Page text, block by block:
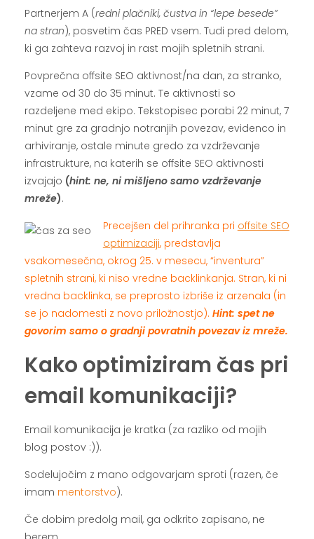
Partnerjem A (redni plačniki, čustva in “lepe besede”
na stran), posvetim čas PRED vsem. Tudi pred delom,
ki ga zahteva razvoj in rast mojih spletnih strani.
Povprečna offsite SEO aktivnost/na dan, za stranko,
vzame od 30 do 35 minut. Te aktivnosti so
razdeljene med ekipo. Tekstopisec porabi 22 minut, 7
minut gre za gradnjo notranjih povezav, evidenco in
arhiviranje, ostale minute gredo za vzdrževanje
infrastrukture, na katerih se offsite SEO aktivnosti
izvajajo (hint: ne, ni mišljeno samo vzdrževanje
mreže).
Precejšen del prihranka pri offsite SEO
optimizaciji, predstavlja
vsakomesečna, okrog 25. v mesecu, “inventura”
spletnih strani, ki niso vredne backlinkanja. Stran, ki ni
vredna backlinka, se preprosto izbriše iz arzenala (in
se jo nadomesti z novo priložnostjo). Hint: spet ne
govorim samo o gradnji povratnih povezav iz mreže.
Kako optimiziram čas pri
email komunikaciji?
Email komunikacija je kratka (za razliko od mojih
blog postov :)).
Sodelujočim z mano odgovarjam sproti (razen, če
imam mentorstvo).
Če dobim predolg mail, ga odkrito zapisano, ne